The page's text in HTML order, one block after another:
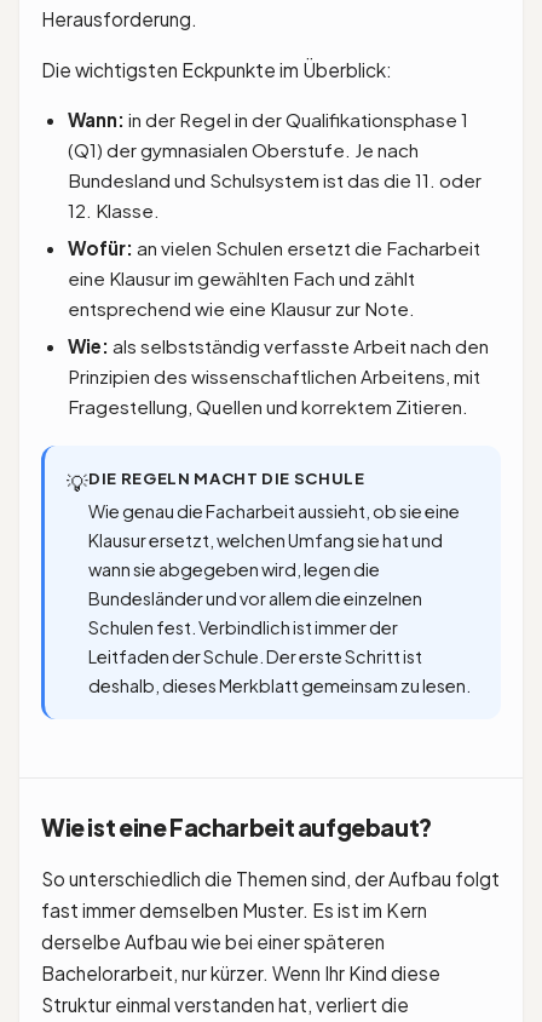
Herausforderung.
Die wichtigsten Eckpunkte im Überblick:
Wann: in der Regel in der Qualifikationsphase 1
(Q1) der gymnasialen Oberstufe. Je nach
Bundesland und Schulsystem ist das die 11. oder
12. Klasse.
Wofür: an vielen Schulen ersetzt die Facharbeit
eine Klausur im gewählten Fach und zählt
entsprechend wie eine Klausur zur Note.
Wie: als selbstständig verfasste Arbeit nach den
Prinzipien des wissenschaftlichen Arbeitens, mit
Fragestellung, Quellen und korrektem Zitieren.
💡DIE REGELN MACHT DIE SCHULE
Wie genau die Facharbeit aussieht, ob sie eine
Klausur ersetzt, welchen Umfang sie hat und
wann sie abgegeben wird, legen die
Bundesländer und vor allem die einzelnen
Schulen fest. Verbindlich ist immer der
Leitfaden der Schule. Der erste Schritt ist
deshalb, dieses Merkblatt gemeinsam zu lesen.
Wie ist eine Facharbeit aufgebaut?
So unterschiedlich die Themen sind, der Aufbau folgt
fast immer demselben Muster. Es ist im Kern
derselbe Aufbau wie bei einer späteren
Bachelorarbeit, nur kürzer. Wenn Ihr Kind diese
Struktur einmal verstanden hat, verliert die